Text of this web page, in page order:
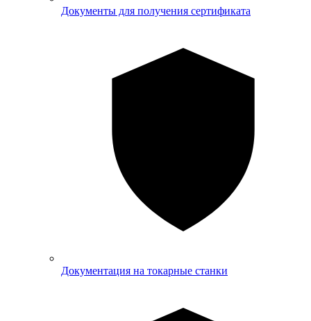
Документы для получения сертификата
Документация на токарные станки